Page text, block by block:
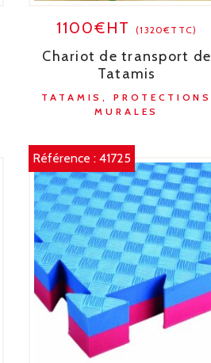
1100€HT(1320€TTC)
Chariot de transport de
Tatamis
TATAMIS, PROTECTIONS
MURALES
Référence : 41725